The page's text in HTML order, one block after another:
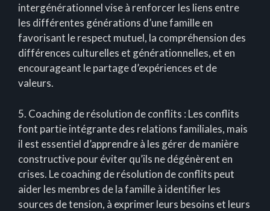
intergénérationnel vise à renforcer les liens entre
les différentes générations d’une famille en
favorisant le respect mutuel, la compréhension des
différences culturelles et générationnelles, et en
encourageant le partage d’expériences et de
valeurs.
5. Coaching de résolution de conflits : Les conflits
font partie intégrante des relations familiales, mais
il est essentiel d’apprendre à les gérer de manière
constructive pour éviter qu’ils ne dégénèrent en
crises. Le coaching de résolution de conflits peut
aider les membres de la famille à identifier les
sources de tension, à exprimer leurs besoins et leurs